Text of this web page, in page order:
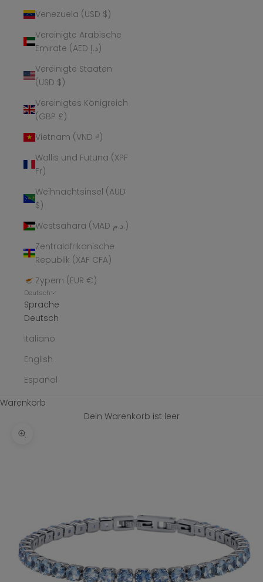
Venezuela (USD $)
Vereinigte Arabische
Emirate (AED د.إ)
Vereinigte Staaten
(USD $)
Vereinigtes Königreich
(GBP £)
Vietnam (VND ₫)
Wallis und Futuna (XPF
Fr)
Weihnachtsinsel (AUD
$)
Westsahara (MAD د.م.)
Zentralafrikanische
Republik (XAF CFA)
Zypern (EUR €)
Deutsch
Sprache
Deutsch
Italiano
English
Español
Warenkorb
Dein Warenkorb ist leer
Bild vergrößern